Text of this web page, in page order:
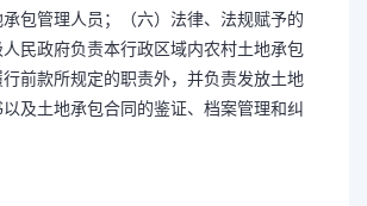
承包管理人员；（六）法律、法规赋予的
民政府负责本行政区域内农村土地承包
前款所规定的职责外，并负责发放土地
及土地承包合同的鉴证、档案管理和纠